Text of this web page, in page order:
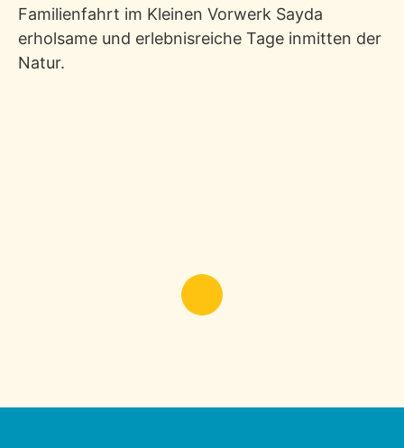
Familienfahrt im Kleinen Vorwerk Sayda
erholsame und erlebnisreiche Tage inmitten der
Natur.